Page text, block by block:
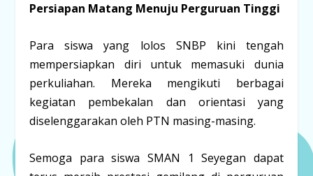
Persiapan Matang Menuju Perguruan Tinggi
Para siswa yang lolos SNBP kini tengah
mempersiapkan diri untuk memasuki dunia
perkuliahan. Mereka mengikuti berbagai
kegiatan pembekalan dan orientasi yang
diselenggarakan oleh PTN masing-masing.
Semoga para siswa SMAN 1 Seyegan dapat